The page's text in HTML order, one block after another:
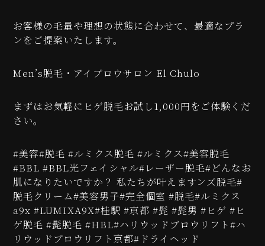
お客様の毛量や理想の状態に合わせて、最適なプラ
ンをご提案いたします。
Men’s脱毛・アイブロウサロン El Chulo
まずはお気軽にヒゲ脱毛お試し1,000円をご体験くだ
さい。
#美容#脱毛 #ルミクス脱毛 #ルミクス#美容脱毛
#BBL #BBL光フェイシャル#レーザー脱毛#どんなお
肌になりたいですか？ 私たちが叶えますンズ脱毛#
脱毛クリーム#美容男子#完全個室 #脱毛#ルミクス
a9x #LUMIXA9X#桂駅 #京都 #髭 #髭男 #ヒゲ #ヒ
ゲ脱毛 #髭脱毛 #HBL#ハリウッドブロウリフト#ハ
リウッドブロウリフト京都#ドライヘッド